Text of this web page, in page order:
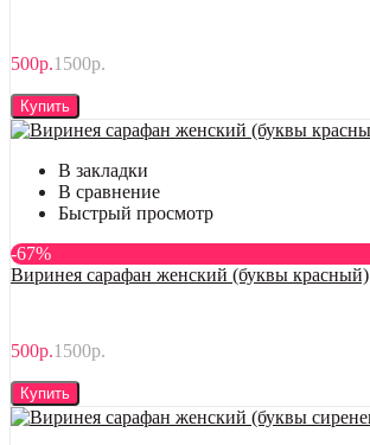
500р.1500р.
Купить
В закладки
В сравнение
Быстрый просмотр
-67%
Виринея сарафан женский (буквы красный)
500р.1500р.
Купить